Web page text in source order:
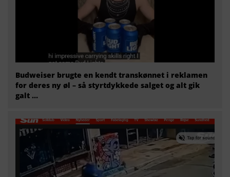
Budweiser brugte en kendt transkønnet i reklamen
for deres ny øl – så styrtdykkede salget og alt gik
galt …